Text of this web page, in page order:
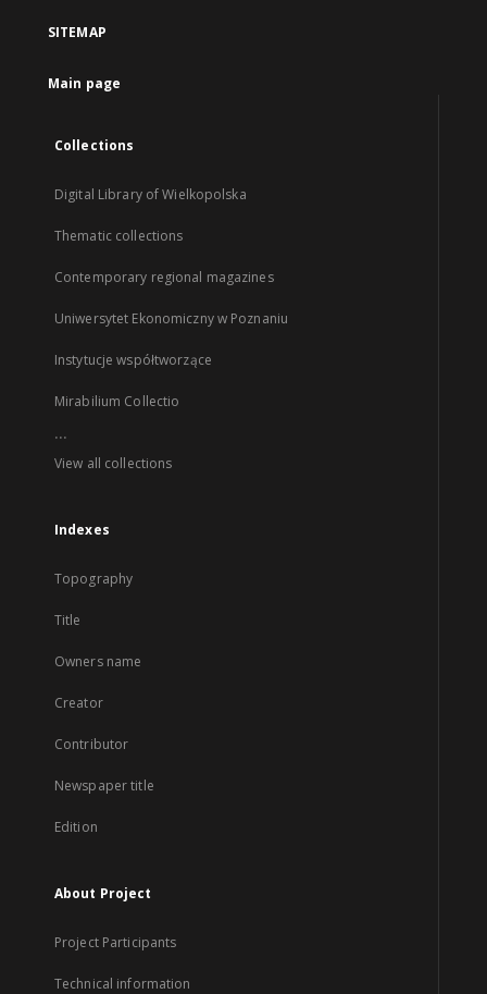
SITEMAP
Main page
Collections
Digital Library of Wielkopolska
Thematic collections
Contemporary regional magazines
Uniwersytet Ekonomiczny w Poznaniu
Instytucje współtworzące
Mirabilium Collectio
...
View all collections
Indexes
Topography
Title
Owners name
Creator
Contributor
Newspaper title
Edition
About Project
Project Participants
Technical information